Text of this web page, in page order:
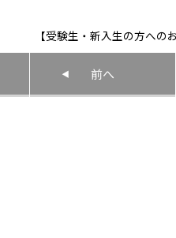
【受験生・新入生の方へ
前へ